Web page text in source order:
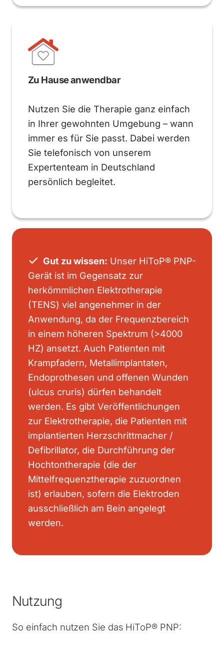
Zu Hause anwendbar
Nutzen Sie die Therapie ganz einfach
in Ihrer gewohnten Umgebung – wann
immer es für Sie passt. Dabei werden
Sie telefonisch von unserem
Expertenteam in Deutschland
persönlich begleitet.
Gut zu wissen: Unser HiToP® PNP-
Gerät ist im Gegensatz zur
herkömmlichen Elektrotherapie
(TENS) viel angenehmer in der
Anwendung, da der Frequenzbereich
in einem höheren Spektrum (>4000
HZ) ansetzt. Auch Patienten mit
Krampfadern, Metallimplantaten,
Endoprothesen und offenen Wunden
(ulcus cruris) dürfen behandelt
werden. Es gibt Veröffentlichungen
zur Elektrotherapie, die Patienten mit
implantierten Herzschrittmacher /
Defibrillator, die Durchführung der
Hochtontherapie (die der
Mittelfrequenztherapie zuzuordnen
ist) erlauben, sofern die Elektroden
ausschließlich am Bein angelegt
werden.
Nutzung
So einfach nutzen Sie das HiToP® PNP: